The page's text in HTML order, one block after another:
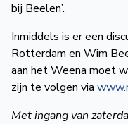
NVBS
bij Beelen’.
Inmiddels is er een
Rotterdam en Wim
aan het Weena moet
zijn te volgen via
Met ingang van